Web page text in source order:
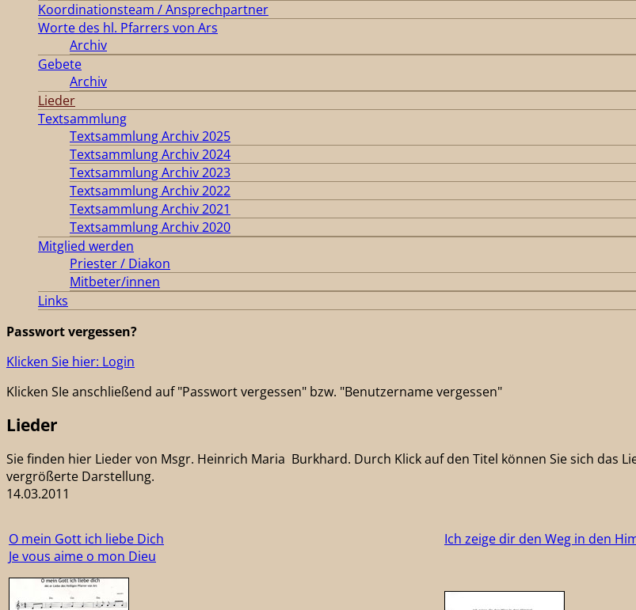
Koordinationsteam / Ansprechpartner
Worte des hl. Pfarrers von Ars
Archiv
Gebete
Archiv
Lieder
Textsammlung
Textsammlung Archiv 2025
Textsammlung Archiv 2024
Textsammlung Archiv 2023
Textsammlung Archiv 2022
Textsammlung Archiv 2021
Textsammlung Archiv 2020
Mitglied werden
Priester / Diakon
Mitbeter/innen
Links
Passwort vergessen?
Klicken Sie hier: Login
Klicken SIe anschließend auf "Passwort vergessen" bzw. "Benutzername vergessen"
Lieder
Sie finden hier Lieder von Msgr. Heinrich Maria Burkhard. Durch Klick auf den Titel können Sie sich das
vergrößerte Darstellung.
14.03.2011
O mein Gott ich liebe Dich
Je vous aime o mon Dieu
Ich zeige dir den Weg in den